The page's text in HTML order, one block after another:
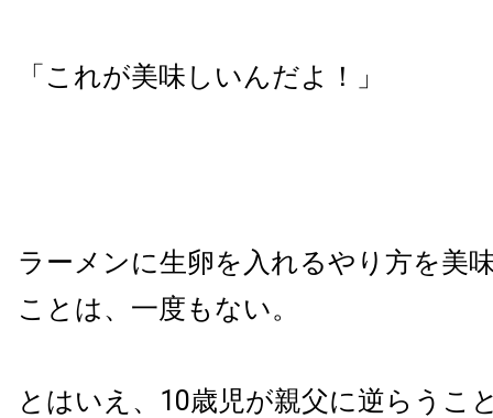
「これが美味しいんだよ！」
ラーメンに生卵を入れるやり方を美
ことは、一度もない。
とはいえ、10歳児が親父に逆らうこ